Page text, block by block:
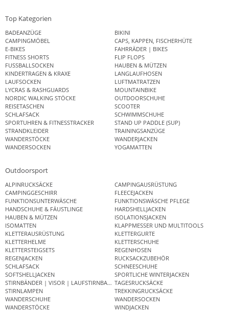
Top Kategorien
BADEANZÜGE
BIKINI
CAMPINGMÖBEL
CAPS, KAPPEN, FISCHERHÜTE
E-BIKES
FAHRRÄDER | BIKES
FITNESS SHORTS
FLIP FLOPS
FUSSBALLSOCKEN
HAUBEN & MÜTZEN
KINDERTRAGEN & KRAXE
LANGLAUFHOSEN
LAUFSOCKEN
LUFTMATRATZEN
LYCRAS & RASHGUARDS
MOUNTAINBIKE
NORDIC WALKING STÖCKE
OUTDOORSCHUHE
REISETASCHEN
SCOOTER
SCHLAFSACK
SCHWIMMSCHUHE
SPORTUHREN & FITNESSTRACKER
STAND UP PADDLE (SUP)
STRANDKLEIDER
TRAININGSANZÜGE
WANDERSTÖCKE
WANDERJACKEN
WANDERSOCKEN
YOGAMATTEN
Outdoorsport
ALPINRUCKSÄCKE
CAMPINGAUSRÜSTUNG
CAMPINGGESCHIRR
FLEECEJACKEN
FUNKTIONSUNTERWÄSCHE
FUNKTIONSWÄSCHE PFLEGE
HANDSCHUHE & FÄUSTLINGE
HARDSHELLJACKEN
HAUBEN & MÜTZEN
ISOLATIONSJACKEN
ISOMATTEN
KLAPPMESSER UND MULTITOOLS
KLETTERAUSRÜSTUNG
KLETTERGURTE
KLETTERHELME
KLETTERSCHUHE
KLETTERSTEIGSETS
REGENHOSEN
REGENJACKEN
RUCKSACKZUBEHÖR
SCHLAFSACK
SCHNEESCHUHE
SOFTSHELLJACKEN
SPORTLICHE WINTERJACKEN
STIRNBÄNDER | VISOR | LAUFSTIRNBANDTAGESRUCKSÄCKE
STIRNLAMPEN
TREKKINGRUCKSÄCKE
WANDERSCHUHE
WANDERSOCKEN
WANDERSTÖCKE
WINDJACKEN